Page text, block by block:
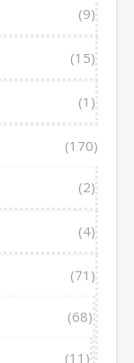
(9)
(15)
(1)
(170)
(2)
(4)
(71)
(68)
(11)